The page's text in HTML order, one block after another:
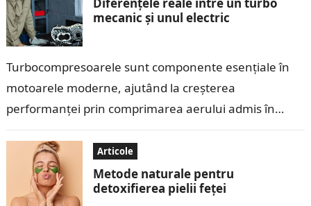
mecanic și unul electric
Turbocompresoarele sunt componente esențiale în
motoarele moderne, ajutând la creșterea
performanței prin comprimarea aerului admis în
pe piață au…
Articole
Metode naturale pentru
detoxifierea pielii feței